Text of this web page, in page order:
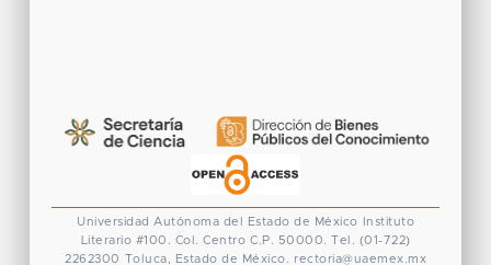
Universidad Autónoma del Estado de México
Instituto
Literario #100. Col. Centro C.P. 50000. Tel. (01-722)
2262300 Toluca, Estado de México. rectoria@uaemex.mx